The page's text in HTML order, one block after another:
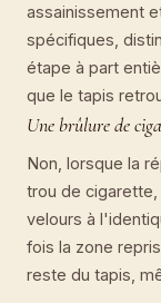
assainissement
spécifiques,
étape à part
que le tapis
Une brûlure de
Non, lorsque la
trou de
velours à
fois la zone
reste du tapis,